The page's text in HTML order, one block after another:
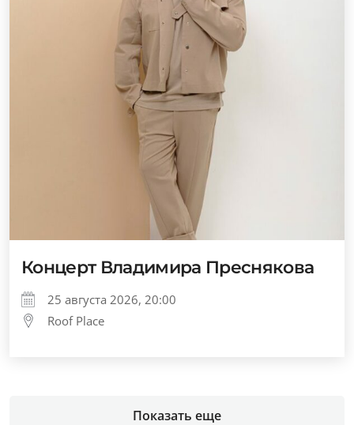
Концерт Владимира Преснякова
25 августа 2026, 20:00
Roof Place
Показать еще